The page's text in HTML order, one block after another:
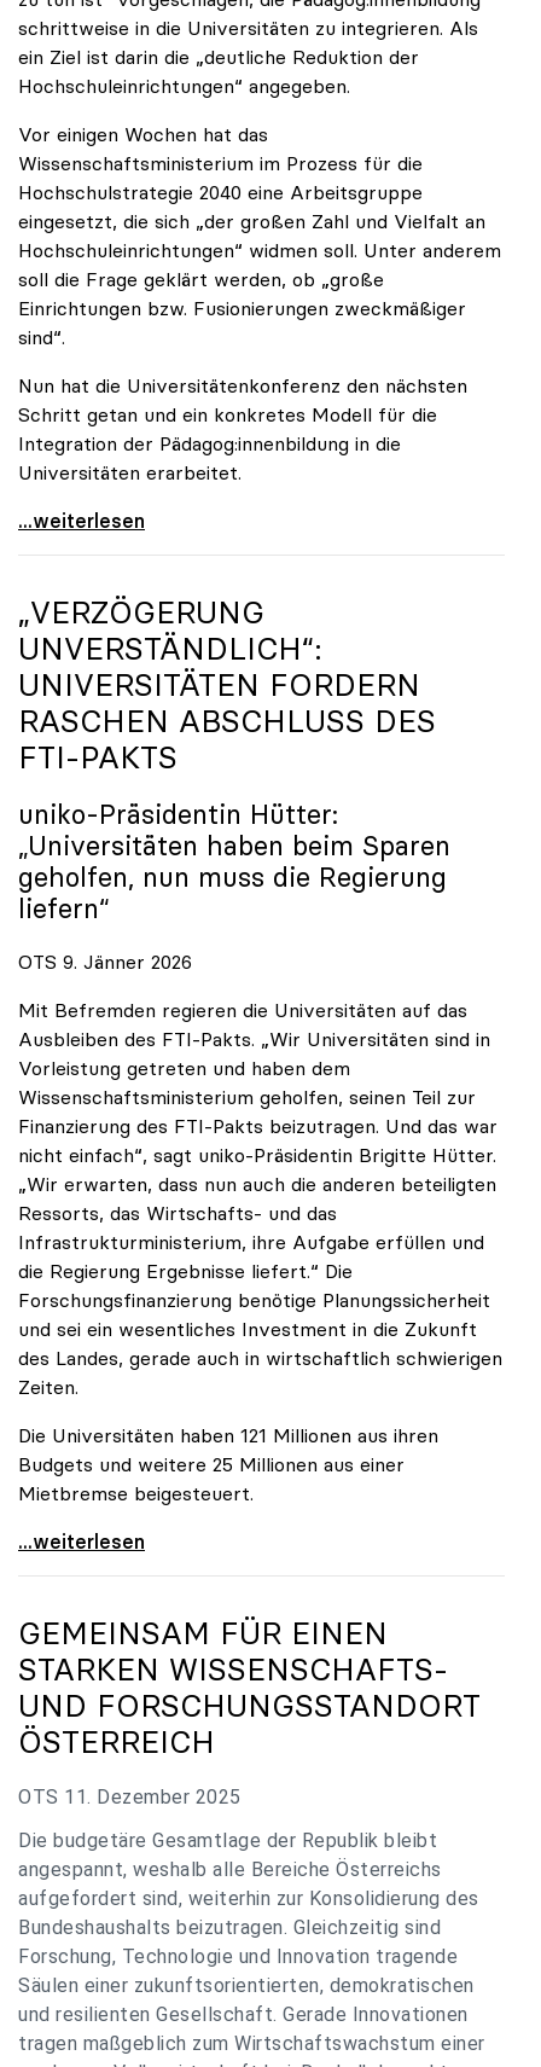
schrittweise in die Universitäten zu integrieren. Als
ein Ziel ist darin die „deutliche Reduktion der
Hochschuleinrichtungen“ angegeben.
Vor einigen Wochen hat das
Wissenschaftsministerium im Prozess für die
Hochschulstrategie 2040 eine Arbeitsgruppe
eingesetzt, die sich „der großen Zahl und Vielfalt an
Hochschuleinrichtungen“ widmen soll. Unter anderem
soll die Frage geklärt werden, ob „große
Einrichtungen bzw. Fusionierungen zweckmäßiger
sind“.
Nun hat die Universitätenkonferenz den nächsten
Schritt getan und ein konkretes Modell für die
Integration der Pädagog:innenbildung in die
Universitäten erarbeitet.
Schools of Education an den Universitäten: Für
...weiterlesen
„VERZÖGERUNG
UNVERSTÄNDLICH“:
UNIVERSITÄTEN FORDERN
RASCHEN ABSCHLUSS DES
FTI-PAKTS
uniko-Präsidentin Hütter:
„Universitäten haben beim Sparen
geholfen, nun muss die Regierung
liefern“
OTS 9. Jänner 2026
Mit Befremden regieren die Universitäten auf das
Ausbleiben des FTI-Pakts. „Wir Universitäten sind in
Vorleistung getreten und haben dem
Wissenschaftsministerium geholfen, seinen Teil zur
Finanzierung des FTI-Pakts beizutragen. Und das war
nicht einfach“, sagt uniko-Präsidentin Brigitte Hütter.
„Wir erwarten, dass nun auch die anderen beteiligten
Ressorts, das Wirtschafts- und das
Infrastrukturministerium, ihre Aufgabe erfüllen und
die Regierung Ergebnisse liefert.“ Die
Forschungsfinanzierung benötige Planungssicherheit
und sei ein wesentliches Investment in die Zukunft
des Landes, gerade auch in wirtschaftlich schwierigen
Zeiten.
Die Universitäten haben 121 Millionen aus ihren
Budgets und weitere 25 Millionen aus einer
Mietbremse beigesteuert.
„Verzögerung unverständlich“: Universitäten
...weiterlesen
GEMEINSAM FÜR EINEN
STARKEN WISSENSCHAFTS-
UND FORSCHUNGSSTANDORT
ÖSTERREICH
OTS 11. Dezember 2025
Die budgetäre Gesamtlage der Republik bleibt
angespannt, weshalb alle Bereiche Österreichs
aufgefordert sind, weiterhin zur Konsolidierung des
Bundeshaushalts beizutragen. Gleichzeitig sind
Forschung, Technologie und Innovation tragende
Säulen einer zukunftsorientierten, demokratischen
und resilienten Gesellschaft. Gerade Innovationen
tragen maßgeblich zum Wirtschaftswachstum einer